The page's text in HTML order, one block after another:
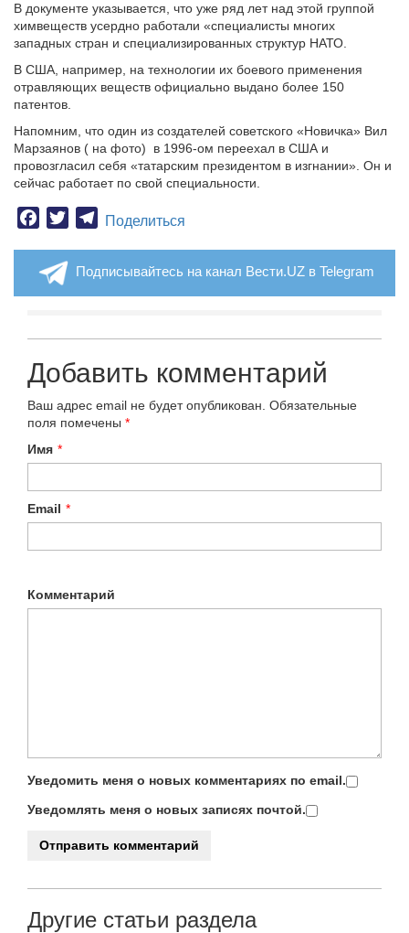
В документе указывается, что уже ряд лет над этой группой
химвеществ усердно работали «специалисты многих
западных стран и специализированных структур НАТО.
В США, например, на технологии их боевого применения
отравляющих веществ официально выдано более 150
патентов.
Напомним, что один из создателей советского «Новичка» Вил
Марзаянов ( на фото) в 1996-ом переехал в США и
провозгласил себя «татарским президентом в изгнании». Он и
сейчас работает по свой специальности.
Facebook
TwitterTelegram
Поделиться
Подписывайтесь на канал Вести.UZ в Telegram
Добавить комментарий
Ваш адрес email не будет опубликован. Обязательные
поля помечены *
Имя *
Email *
Комментарий
Уведомить меня о новых комментариях по email.
Уведомлять меня о новых записях почтой.
Другие статьи раздела